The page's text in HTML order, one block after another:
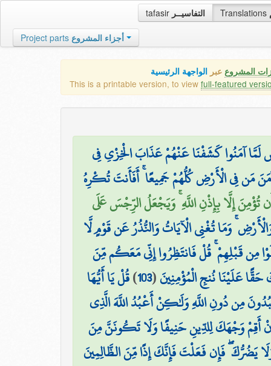
tafasir التفاسيــر Translations
Project parts أجزاء المشروع
المشروع عبر الواجهة الرئيسية
This is a printable version, to view full-featured
لَمَّا آمَنُوا كَشَفْنَا عَنْهُمْ عَذَابَ الْخِزْيِ فِي
مَن فِي الْأَرْضِ كُلُّهُمْ جَمِيعًا ۚ أَفَأَنتَ تُكْرِهُ
تُؤْمِنَ إِلَّا بِإِذْنِ اللَّهِ ۚ وَيَجْعَلُ الرِّجْسَ عَلَى
وَمَا تُغْنِي الْآيَاتُ وَالنُّذُرُ عَن قَوْمٍ لَّا
مِن قَبْلِهِمْ ۚ قُلْ فَانتَظِرُوا إِنِّي مَعَكُم مِّنَ
عَلَيْنَا نُنجِ الْمُؤْمِنِينَ(
103
)قُلْ يَا أَيُّهَا
مِن دُونِ اللَّهِ وَلَٰكِنْ أَعْبُدُ اللَّهَ الَّذِي
أَقِمْ وَجْهَكَ لِلدِّينِ حَنِيفًا وَلَا تَكُونَنَّ مِنَ
يَضُرُّكَ ۖ فَإِن فَعَلْتَ فَإِنَّكَ إِذًا مِّنَ الظَّالِمِينَ